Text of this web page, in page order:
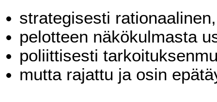
strategisesti rationaalinen,
pelotteen näkökulmasta
poliittisesti
mutta rajattu ja osin